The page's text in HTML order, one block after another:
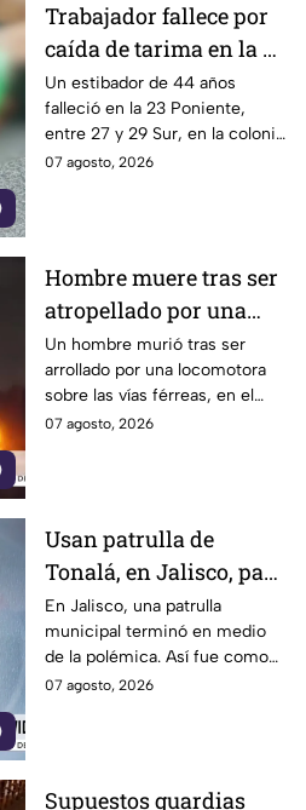
VICTIMIZARSE.
“Armenta Contigo” ya dura
casi dos horas. Para esta
administración, el progreso no
se mide en mejores servicios
de salud, ni en delincuentes
detenidos, tampoco en
disminución de asesinatos...
Trabajador fallece por
caída de tarima en la 23
Poniente de Puebla
Un estibador de 44 años
falleció en la 23 Poniente,
entre 27 y 29 Sur, en la colonia
Santa Cruz Los Ángeles, en
07 agosto, 2026
Hombre muere tras ser
atropellado por una
locomotora en Tlaxcala
Un hombre murió tras ser
arrollado por una locomotora
sobre las vías férreas, en el
municipio de San Luis
07 agosto, 2026
Usan patrulla de
Tonalá, en Jalisco, para
grabar un video de rap
En Jalisco, una patrulla
municipal terminó en medio
de la polémica. Así fue como
un grupo de jóvenes utilizó la
07 agosto, 2026
Supuestos guardias